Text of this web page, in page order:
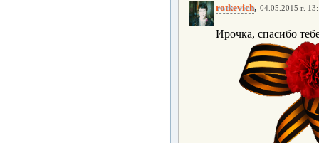
rotkevich, 04.05.2015 г.
Ирочка, спасибо